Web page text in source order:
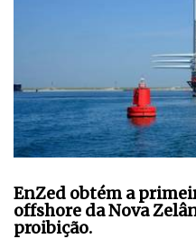
EnZed obtém a
offshore da Nova
proibição.